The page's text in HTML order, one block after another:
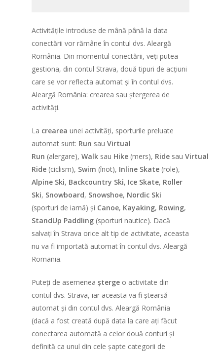
Activitățile introduse de mână până la data
conectării vor rămâne în contul dvs. Aleargă
România. Din momentul conectării, veți putea
gestiona, din contul Strava, două tipuri de acțiuni
care se vor reflecta automat și în contul dvs.
Aleargă România: crearea sau ștergerea de
activități.
La crearea unei activități, sporturile preluate
automat sunt: Run sau Virtual
Run (alergare),Walk sau Hike (mers), Ride sau Virtual
Ride (ciclism), Swim (înot), Inline Skate (role),
Alpine Ski, Backcountry Ski, Ice Skate, Roller
Ski, Snowboard, Snowshoe, Nordic Ski
(sporturi de iarnă) și Canoe, Kayaking, Rowing,
StandUp Paddling (sporturi nautice). Dacă
salvați în Strava orice alt tip de activitate, aceasta
nu va fi importată automat în contul dvs. Aleargă
Romania.
Puteți de asemeneașterge o activitate din
contul dvs. Strava, iar aceasta va fi ștearsă
automat și din contul dvs. Aleargă România
(dacă a fost creată după data la care ați făcut
conectarea automată a celor două conturi și
definită ca unul din cele șapte categorii de
Cum funcționează
Trasee
Borne kilometrice
Întrebări frecvente
Despre Spiritul acestui
eveniment
Medalia de Finisher
Susțineți o cauză!
Regulament
Recomandări legate
Înscriere
Info
Taxa de participare
Beneficii pentru
Formular de înscriere
(utilizatori noi)
Lista persoanelor
Participanți
Contul meu
Progresul
Localizarea
traseele naționale
Echipe
Progresul echipelor
Localizarea echipelor
traseele globale
Ediții anterioare
Ediția 6 (2025)
Concept
Ediția 5 (2024)
Trasee
Concept
Trasee
Ediția 3 (2022)
Concept
Trasee
Ediția 2 (2021)
Concept
Trasee
Ediția 1 (2020)
Concept
Corporații
Cursa Imposibilă